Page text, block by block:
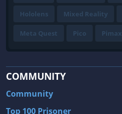
Hololens Mixed Reality
Meta Quest Pico Pimax
COMMUNITY
Community
Top 100 Prisoner